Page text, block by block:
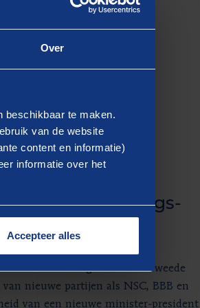
Over
beschikbaar te maken.
van de website
content en informatie)
informatie over het
Accepteer alles
WERKVELDEN
Verkeersveiligheid
in verkiezings­
de verkiezingen voor de Tweede
nieuwe partijen als NSC, BBB en
van een nieuwe minister-president